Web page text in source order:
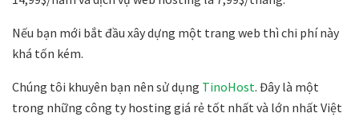
Nếu bạn mới bắt đầu xây dựng một trang web thì chi phí này
khá tốn kém.
Chúng tôi khuyên bạn nên sử dụng TinoHost. Đây là một
trong những công ty hosting giá rẻ tốt nhất và lớn nhất Việt